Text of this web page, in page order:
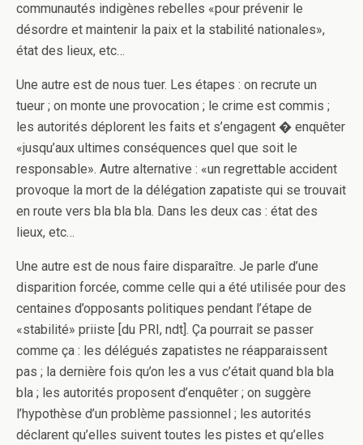
communautés indigènes rebelles «pour prévenir le
désordre et maintenir la paix et la stabilité nationales»,
état des lieux, etc…
Une autre est de nous tuer. Les étapes : on recrute un
tueur ; on monte une provocation ; le crime est commis ;
les autorités déplorent les faits et s’engagent � enquêter
«jusqu’aux ultimes conséquences quel que soit le
responsable». Autre alternative : «un regrettable accident
provoque la mort de la délégation zapatiste qui se trouvait
en route vers bla bla bla. Dans les deux cas : état des
lieux, etc…
Une autre est de nous faire disparaître. Je parle d’une
disparition forcée, comme celle qui a été utilisée pour des
centaines d’opposants politiques pendant l’étape de
«stabilité» priiste [du PRI, ndt]. Ça pourrait se passer
comme ça : les délégués zapatistes ne réapparaissent
pas ; la dernière fois qu’on les a vus c’était quand bla bla
bla ; les autorités proposent d’enquêter ; on suggère
l’hypothèse d’un problème passionnel ; les autorités
déclarent qu’elles suivent toutes les pistes et qu’elles